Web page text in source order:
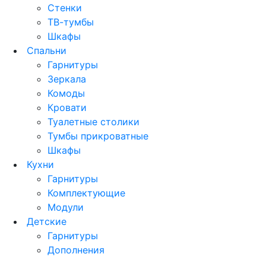
Стенки
ТВ-тумбы
Шкафы
Спальни
Гарнитуры
Зеркала
Комоды
Кровати
Туалетные столики
Тумбы прикроватные
Шкафы
Кухни
Гарнитуры
Комплектующие
Модули
Детские
Гарнитуры
Дополнения